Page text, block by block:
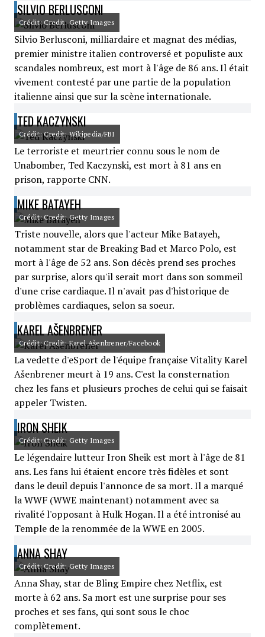
SILVIO BERLUSCONI
Crédit: Credit: Getty Images
Silvio Berlusconi, milliardaire et magnat des médias,
premier ministre italien controversé et populiste aux
scandales nombreux, est mort à l'âge de 86 ans. Il était
vivement contesté par une partie de la population
italienne ainsi que sur la scène internationale.
TED KACZYNSKI
Crédit: Credit: Wikipedia/FBI
Le terroriste et meurtrier connu sous le nom de
Unabomber, Ted Kaczynski, est mort à 81 ans en
prison, rapporte CNN.
MIKE BATAYEH
Crédit: Credit: Getty Images
Triste nouvelle, alors que l'acteur Mike Batayeh,
notamment star de Breaking Bad et Marco Polo, est
mort à l'âge de 52 ans. Son décès prend ses proches
par surprise, alors qu'il serait mort dans son sommeil
d'une crise cardiaque. Il n'avait pas d'historique de
problèmes cardiaques, selon sa soeur.
KAREL AŠENBRENER
Crédit: Credit: Karel Ašenbrener/Facebook
La vedette d'eSport de l'équipe française Vitality Karel
Ašenbrener meurt à 19 ans. C'est la consternation
chez les fans et plusieurs proches de celui qui se faisait
appeler Twisten.
IRON SHEIK
Crédit: Credit: Getty Images
Le légendaire lutteur Iron Sheik est mort à l'âge de 81
ans. Les fans lui étaient encore très fidèles et sont
dans le deuil depuis l'annonce de sa mort. Il a marqué
la WWF (WWE maintenant) notamment avec sa
rivalité l'opposant à Hulk Hogan. Il a été intronisé au
Temple de la renommée de la WWE en 2005.
ANNA SHAY
Crédit: Credit: Getty Images
Anna Shay, star de Bling Empire chez Netflix, est
morte à 62 ans. Sa mort est une surprise pour ses
proches et ses fans, qui sont sous le choc
complètement.